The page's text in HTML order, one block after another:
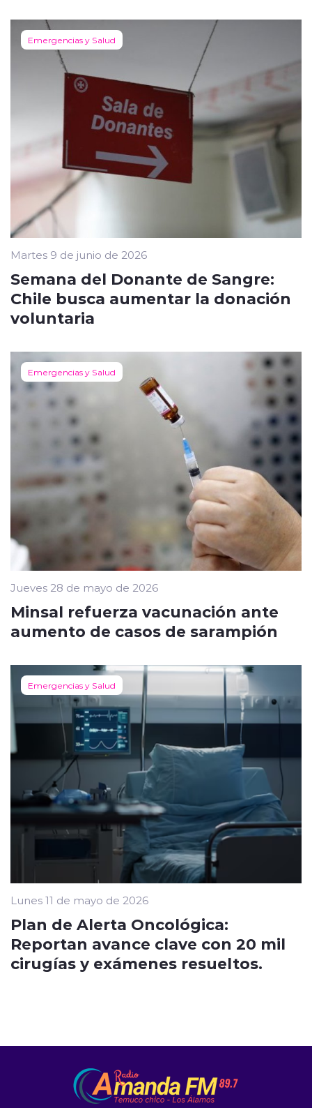
Emergencias y Salud
Martes 9 de junio de 2026
Semana del Donante de Sangre:
Chile busca aumentar la donación
voluntaria
Emergencias y Salud
Jueves 28 de mayo de 2026
Minsal refuerza vacunación ante
aumento de casos de sarampión
Emergencias y Salud
Lunes 11 de mayo de 2026
Plan de Alerta Oncológica:
Reportan avance clave con 20 mil
cirugías y exámenes resueltos.